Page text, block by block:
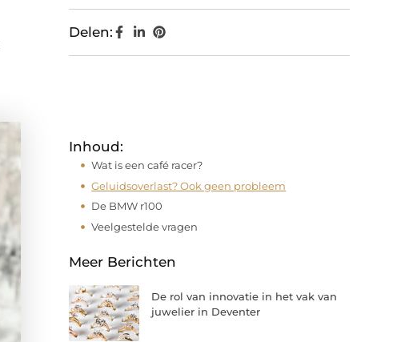
Delen:
Inhoud:
Wat is een café racer?
Geluidsoverlast? Ook geen probleem
De BMW r100
Veelgestelde vragen
Meer Berichten
De rol van innovatie in het vak van
juwelier in Deventer